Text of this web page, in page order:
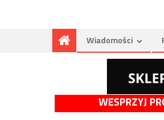
Wiadomości
WESPRZYJ